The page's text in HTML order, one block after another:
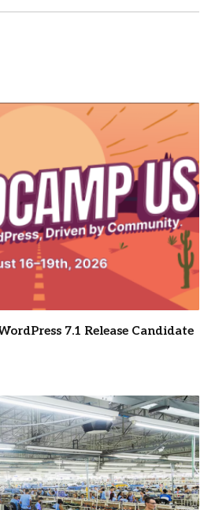
7.1 Release Candidate